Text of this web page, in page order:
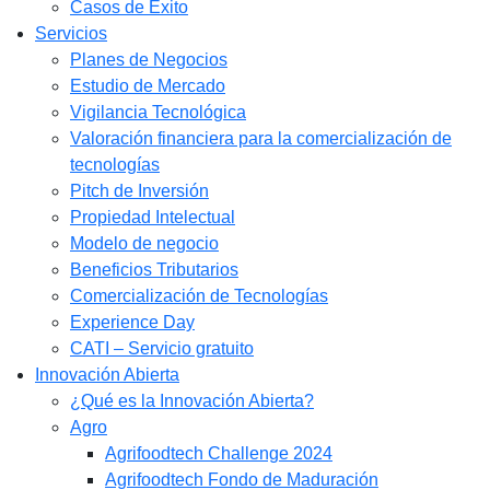
Casos de Éxito
Servicios
Planes de Negocios
Estudio de Mercado​
Vigilancia Tecnológica
Valoración financiera para la comercialización de
tecnologías
Pitch de Inversión
Propiedad Intelectual
Modelo de negocio
Beneficios Tributarios
Comercialización de Tecnologías
Experience Day
CATI – Servicio gratuito
Innovación Abierta
¿Qué es la Innovación Abierta?
Agro
Agrifoodtech Challenge 2024
Agrifoodtech Fondo de Maduración